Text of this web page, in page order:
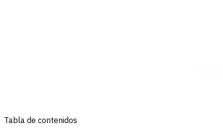
Tabla de contenidos